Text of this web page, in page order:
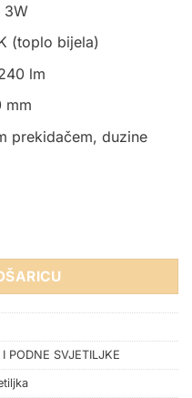
3W
(toplo bijela)
lm
mm
prekidačem, duzine
CLIP CRNA 3W količina
PODNE SVJETILJKE